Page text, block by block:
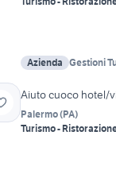
Azienda Gestioni
Aiuto cuoco hotel/
Palermo(PA)
Turismo -